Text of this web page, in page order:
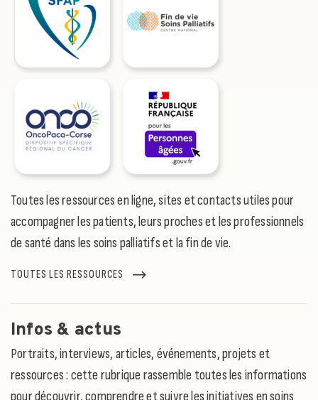
Toutes les ressources en ligne, sites et contacts utiles pour
accompagner les patients, leurs proches et les professionnels
de santé dans les soins palliatifs et la fin de vie.
TOUTES LES RESSOURCES
Infos & actus
Portraits, interviews, articles, événements, projets et
ressources : cette rubrique rassemble toutes les informations
pour découvrir, comprendre et suivre les initiatives en soins